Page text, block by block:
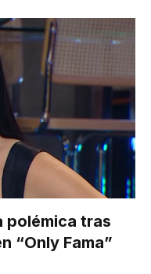
polémica tras
“Only Fama”